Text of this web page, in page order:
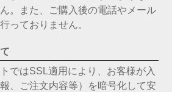
。また、ご購入後の電話やメール
っておりません。
ではSSL適用により、お客様が入
、ご注文内容等）を暗号化して安